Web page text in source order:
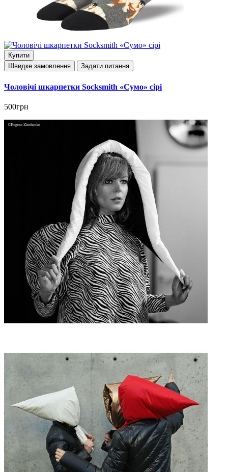
Купити
Швидке замовлення
Задати питання
Чоловічі шкарпетки Socksmith «Сумо» сірі
500грн